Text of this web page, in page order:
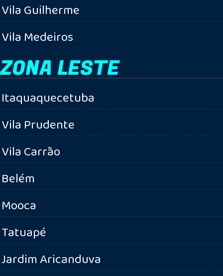
Vila Guilherme
Vila Medeiros
ZONA LESTE
Itaquaquecetuba
Vila Prudente
Vila Carrão
Belém
Mooca
Tatuapé
Jardim Aricanduva